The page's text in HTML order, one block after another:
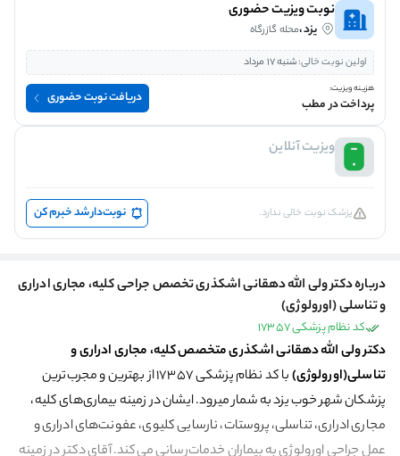
نوبت ویزیت حضوری
یزد،محله گازرگاه
اولین نوبت خالی:شنبه 17 مرداد
هزینه ویزیت:
پرداخت در مطب دریافت نوبت حضوری
ویزیت آنلاین
پزشک نوبت خالی ندارد. نوبت‌دار شد خبرم کن
درباره دکتر ولی الله دهقانی اشکذری تخصص جراحی کلیه، مجاری ادراری
و تناسلی (اورولوژی)
کد نظام پزشکی 17357
دکتر ولی الله دهقانی اشکذری متخصص کلیه، مجاری ادراری و
تناسلی(اورولوژی)
با کد نظام پزشکی 17357 از بهترین و مجرب‌ترین
پزشکان شهر خوب یزد به شمار می­رود. ایشان در زمینه بیماری‌های کلیه،
مجاری ادراری، تناسلی، پروستات، نارسایی کلیوی، عفونت‌های ادراری و
عمل جراحی اورولوژی به بیماران خدمات‌رسانی می‌کند. آقای دکتر در زمینه